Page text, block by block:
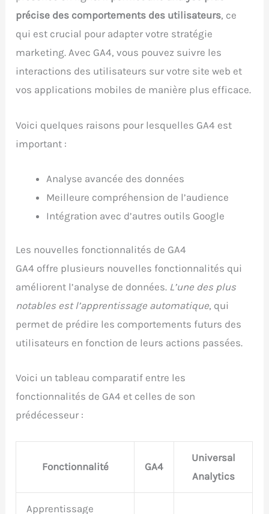
précise des comportements des utilisateurs, ce
qui est crucial pour adapter votre stratégie
marketing. Avec GA4, vous pouvez suivre les
interactions des utilisateurs sur votre site web et
vos applications mobiles de manière plus efficace.
Voici quelques raisons pour lesquelles GA4 est
important :
Analyse avancée des données
Meilleure compréhension de l’audience
Intégration avec d’autres outils Google
Les nouvelles fonctionnalités de GA4
GA4 offre plusieurs nouvelles fonctionnalités qui
améliorent l’analyse de données. L’une des plus
notables est l’apprentissage automatique, qui
permet de prédire les comportements futurs des
utilisateurs en fonction de leurs actions passées.
Voici un tableau comparatif entre les
fonctionnalités de GA4 et celles de son
prédécesseur :
Fonctionnalité GA4
Universal
Analytics
Apprentissage